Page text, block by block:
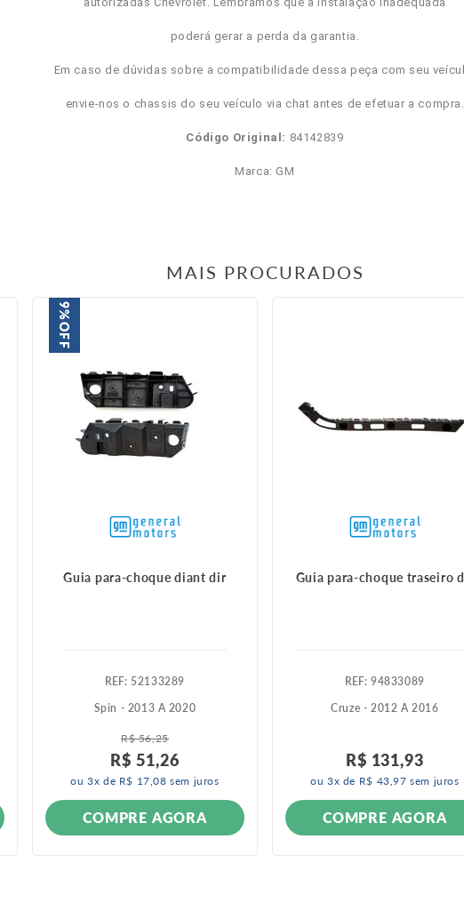
poderá gerar a perda da garantia.
Em caso de dúvidas sobre a compatibilidade dessa peça com seu
envie-nos o chassis do seu veículo via chat antes de efetuar a compra.
Código Original: 84142839
Marca: GM
MAIS PROCURADOS
9%
OFF
Guia para-choque diant dir
: 52133289
Spin - 2013 A 2020
R$ 56,25
R$ 51,26
ou3x de R$ 17 ,08 sem juros
COMPRE AGORA
Guia para-choque traseiro
:94833089
Cruze - 2012 A 2016
R$ 131,93
ou3x de R$ 43 ,97 sem juros
COMPRE AGORA